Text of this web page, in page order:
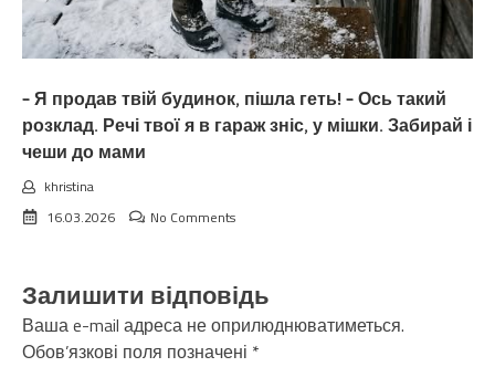
– Я продав твій будинок, пішла геть! – Ось такий
розклад. Речі твої я в гараж зніс, у мішки. Забирай і
чеши до мами
khristina
16.03.2026
No Comments
Залишити відповідь
Ваша e-mail адреса не оприлюднюватиметься.
Обов’язкові поля позначені *